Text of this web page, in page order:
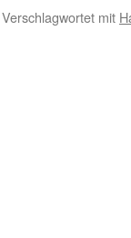
Verschlagwortet mit